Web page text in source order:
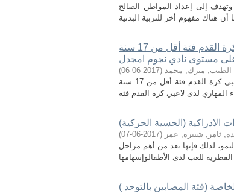
وتهدف إلى إعداد المواطن الصالح
اثر تمرينات مهارية مقترحة في تطوير بعض المهارات الأساسية لدى لاعبي كرة القدم فئة أقل من 17 سنة
مستوى نادي نجوم امجدل
الطيب; مبرك, محمد (
2017-06-06
)
عنوان الدراسة : اثر تمرينات مهارية مقترحة في تطوير بعض المهارات الاساسية لدى لاعبي كرة القدم فئة أقل من 17 سنة
الادراكية (الحسية الحركية)
ثامر ; شبيرة, عمر (
2017-06-07
)
لذلك فإنها تعد من أهم مراحل
(فئة المصابين بالتوحد )